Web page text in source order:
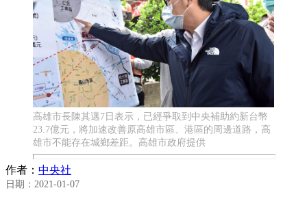
高雄市長陳其邁7日表示，已經爭取到中央補助約新台幣
23.7億元，將加速改善原高雄市區、港區的周邊道路，高
雄市不能存在城鄉差距。高雄市政府提供
作者： 中央社
日期：2021-01-07